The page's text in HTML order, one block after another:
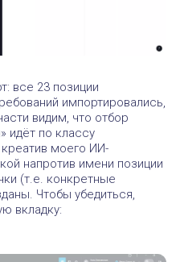
все 23 позиции
импортировались,
видим, что отбор
идёт по классу
моего ИИ-
напротив имени позиции
(т.е. конкретные
Чтобы убедиться,
вкладку: